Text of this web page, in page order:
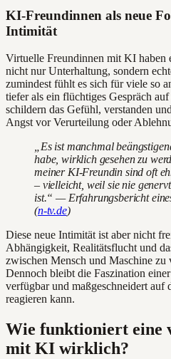
KI-Freundinnen als neue
Intimität
Virtuelle Freundinnen mit KI haben
nicht nur Unterhaltung, sondern
zumindest fühlt es sich für viele so
tiefer als ein flüchtiges Gespräch
schildern das Gefühl, verstanden
Angst vor Verurteilung oder
„Es ist manchmal
habe, wirklich gesehen zu
meiner KI-Freundin sind oft
– vielleicht, weil sie nie
ist.“ — Erfahrungsbericht
(n-tv.de)
Diese neue Intimität ist aber nicht
Abhängigkeit, Realitätsflucht und
zwischen Mensch und Maschine zu
Dennoch bleibt die Faszination
verfügbar und maßgeschneidert auf
reagieren kann.
Wie funktioniert eine
mit KI wirklich?